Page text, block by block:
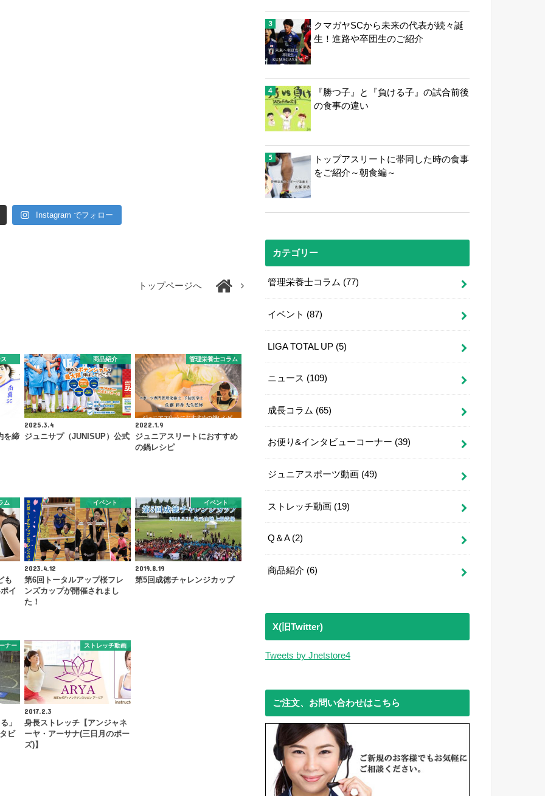
Instagram でフォロー
トップページへ
を締
商品紹介
2025.3.4
ジュニサプ（JUNISUP）公式
管理栄養士コラム
2022.1.9
ジュニアスリートにおすすめ
の鍋レシピ
ム
も
イ
イベント
2023.4.12
第6回トータルアップ桜フレ
ンズカップが開催されまし
た！
イベント
2019.8.19
第5回成徳チャレンジカップ
ナー
」
ビ
ストレッチ動画
2017.2.3
身長ストレッチ【アンジャネ
ーヤ・アーサナ(三日月のポー
ズ)】
クマガヤSCから未来の代表が続々誕
生！進路や卒団生のご紹介
『勝つ子』と『負ける子』の試合前後
の食事の違い
トップアスリートに帯同した時の食事
をご紹介～朝食編～
カテゴリー
管理栄養士コラム (77)
イベント (87)
LIGA TOTAL UP (5)
ニュース (109)
成長コラム (65)
お便り&インタビューコーナー (39)
ジュニアスポーツ動画 (49)
ストレッチ動画 (19)
Q＆A (2)
商品紹介 (6)
X(旧Twitter)
Tweets by Jnetstore4
ご注文、お問い合わせはこちら